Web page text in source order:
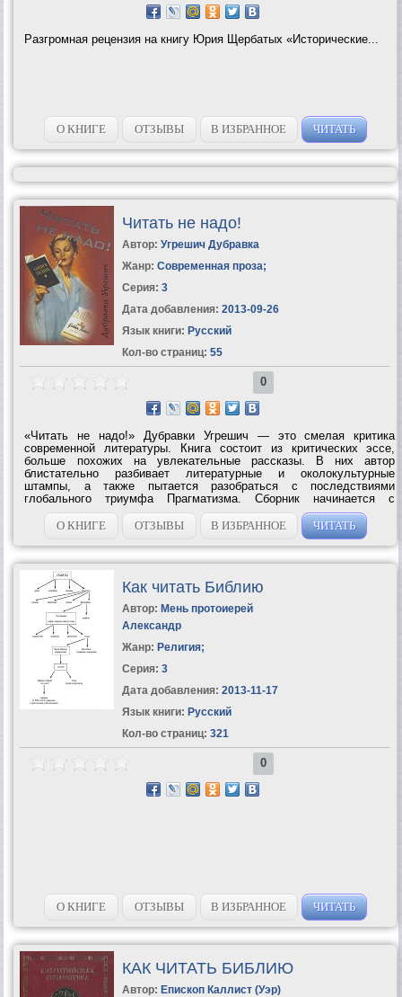
Разгромная рецензия на книгу Юрия Щербатых «Исторические...
О КНИГЕ ОТЗЫВЫ В ИЗБРАННОЕ ЧИТАТЬ
Читать не надо!
Автор: Угрешич Дубравка
Жанр: Современная проза;
Серия: 3
Дата добавления: 2013-09-26
Язык книги: Русский
Кол-во страниц: 55
0
«Читать не надо!» Дубравки Угрешич — это смелая критика
современной литературы. Книга состоит из критических эссе,
больше похожих на увлекательные рассказы. В них автор
блистательно разбивает литературные и околокультурные
штампы, а также пытается разобраться с последствиями
глобального триумфа Прагматизма. Сборник начинается с
остроумной критики книгоиздательского дела, от которой Угрешич
переходит к гораздо более серьезным...
О КНИГЕ ОТЗЫВЫ В ИЗБРАННОЕ ЧИТАТЬ
Как читать Библию
Автор: Мень протоиерей
Александр
Жанр: Религия;
Серия: 3
Дата добавления: 2013-11-17
Язык книги: Русский
Кол-во страниц: 321
0
О КНИГЕ ОТЗЫВЫ В ИЗБРАННОЕ ЧИТАТЬ
КАК ЧИТАТЬ БИБЛИЮ
Автор: Епископ Каллист (Уэр)